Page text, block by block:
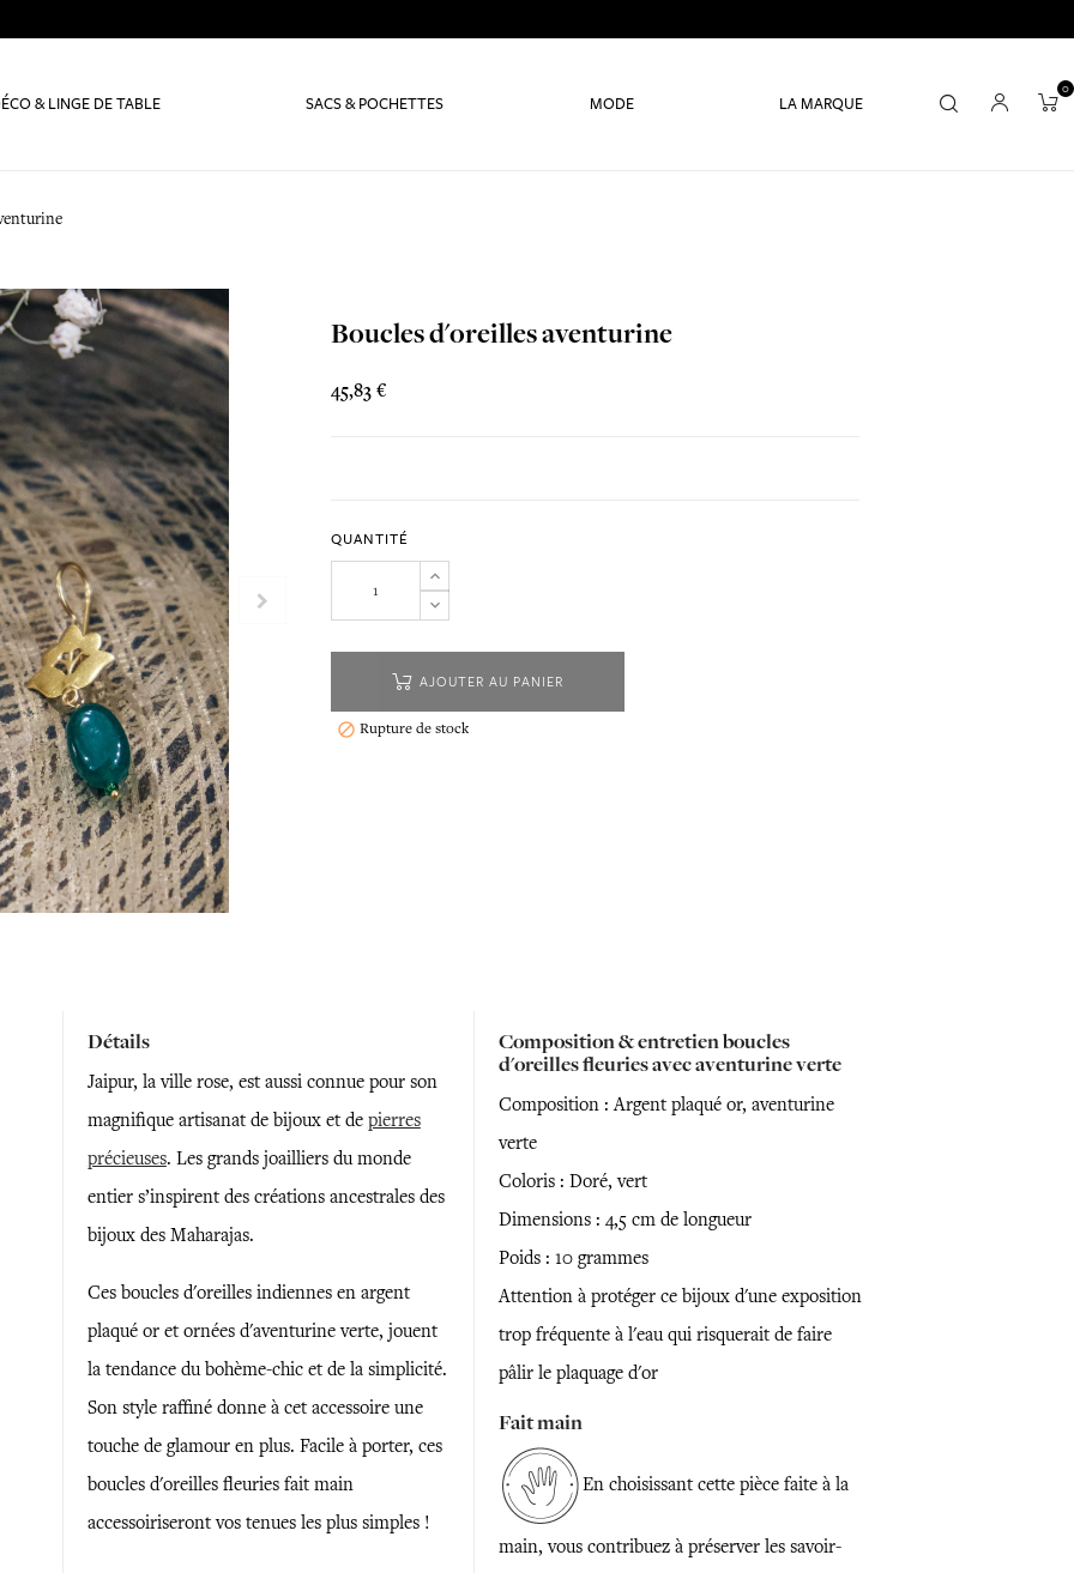
& LINGE DE TABLE SACS & POCHETTES MODE LA MARQUE
0
Boucles d'oreilles aventurine
45,83 €
QUANTITÉ
AJOUTER AU PANIER
 Rupture de stock
Détails
Jaipur, la ville rose, est aussi connue pour son
magnifique artisanat de bijoux et de pierres
précieuses. Les grands joailliers du monde
entier s’inspirent des créations ancestrales des
bijoux des Maharajas.
Ces boucles d'oreilles indiennes en argent
plaqué or et ornées d'aventurine verte, jouent
la tendance du bohème-chic et de la simplicité.
Son style raffiné donne à cet accessoire une
touche de glamour en plus. Facile à porter, ces
boucles d'oreilles fleuries fait main
accessoiriseront vos tenues les plus simples !
Composition & entretien boucles
d'oreilles fleuries avec aventurine verte
Composition : Argent plaqué or, aventurine
verte
Coloris : Doré, vert
Dimensions : 4,5 cm de longueur
Poids : 10 grammes
Attention à protéger ce bijoux d'une exposition
trop fréquente à l'eau qui risquerait de faire
pâlir le plaquage d'or
Fait main
En choisissant cette pièce faite à la
main, vous contribuez à préserver les savoir-